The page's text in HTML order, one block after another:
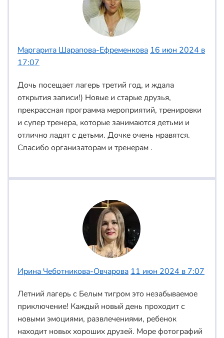
Маргарита Шарапова-Ефременкова 16 июн 2024 в
17:07
Дочь посещает лагерь третий год, и ждала
открытия записи!) Новые и старые друзья,
прекрассная программа мероприятий, тренировки
и супер тренера, которые занимаются детьми и
отлично ладят с детьми. Дочке очень нравятся.
Спасибо организаторам и тренерам .
Ирина Чеботникова-Овчарова 11 июн 2024 в 7:07
Летний лагерь с Белым тигром это незабываемое
приключение! Каждый новый день проходит с
новыми эмоциями, развлечениями, ребенок
находит новых хороших друзей. Море фотографий